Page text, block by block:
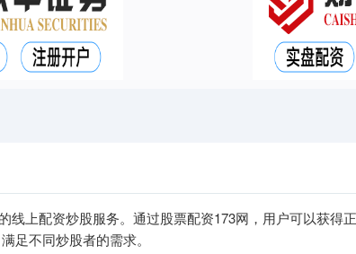
上配资炒股服务。通过股票配资173网，用户可以获得
足不同炒股者的需求。